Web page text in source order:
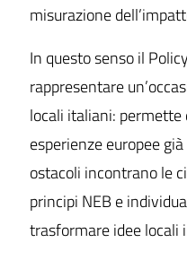
misurazione
In questo senso il
rappresentare
locali italiani:
esperienze europee
ostacoli incontrano le
principi NEB e
trasformare idee locali